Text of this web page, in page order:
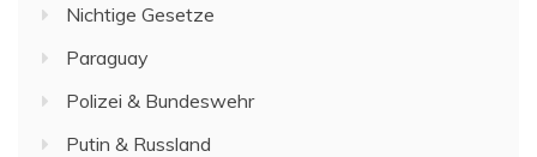
Nichtige Gesetze
Paraguay
Polizei & Bundeswehr
Putin & Russland